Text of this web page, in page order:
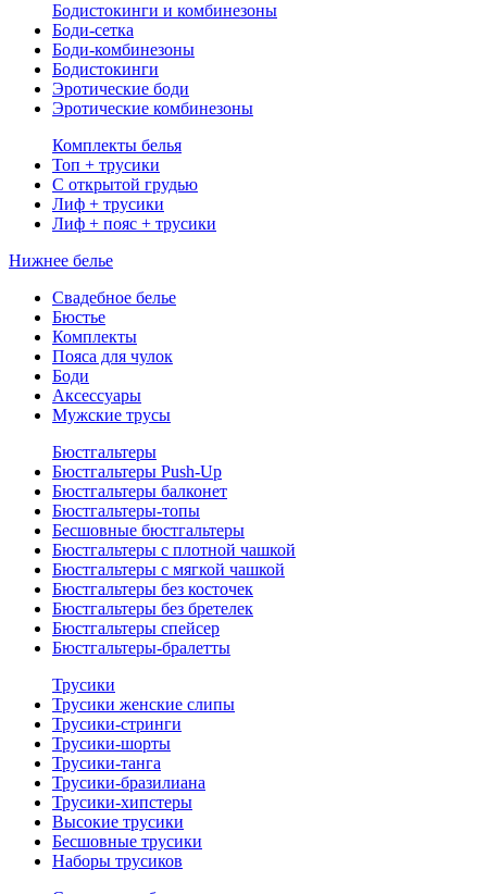
Бодистокинги и комбинезоны
Боди-сетка
Боди-комбинезоны
Бодистокинги
Эротические боди
Эротические комбинезоны
Комплекты белья
Топ + трусики
С открытой грудью
Лиф + трусики
Лиф + пояс + трусики
Нижнее белье
Свадебное белье
Бюстье
Комплекты
Пояса для чулок
Боди
Аксессуары
Мужские трусы
Бюстгальтеры
Бюстгальтеры Push-Up
Бюстгальтеры балконет
Бюстгальтеры-топы
Бесшовные бюстгальтеры
Бюстгальтеры с плотной чашкой
Бюстгальтеры с мягкой чашкой
Бюстгальтеры без косточек
Бюстгальтеры без бретелек
Бюстгальтеры спейсер
Бюстгальтеры-бралетты
Трусики
Трусики женские слипы
Трусики-стринги
Трусики-шорты
Трусики-танга
Трусики-бразилиана
Трусики-хипстеры
Высокие трусики
Бесшовные трусики
Наборы трусиков